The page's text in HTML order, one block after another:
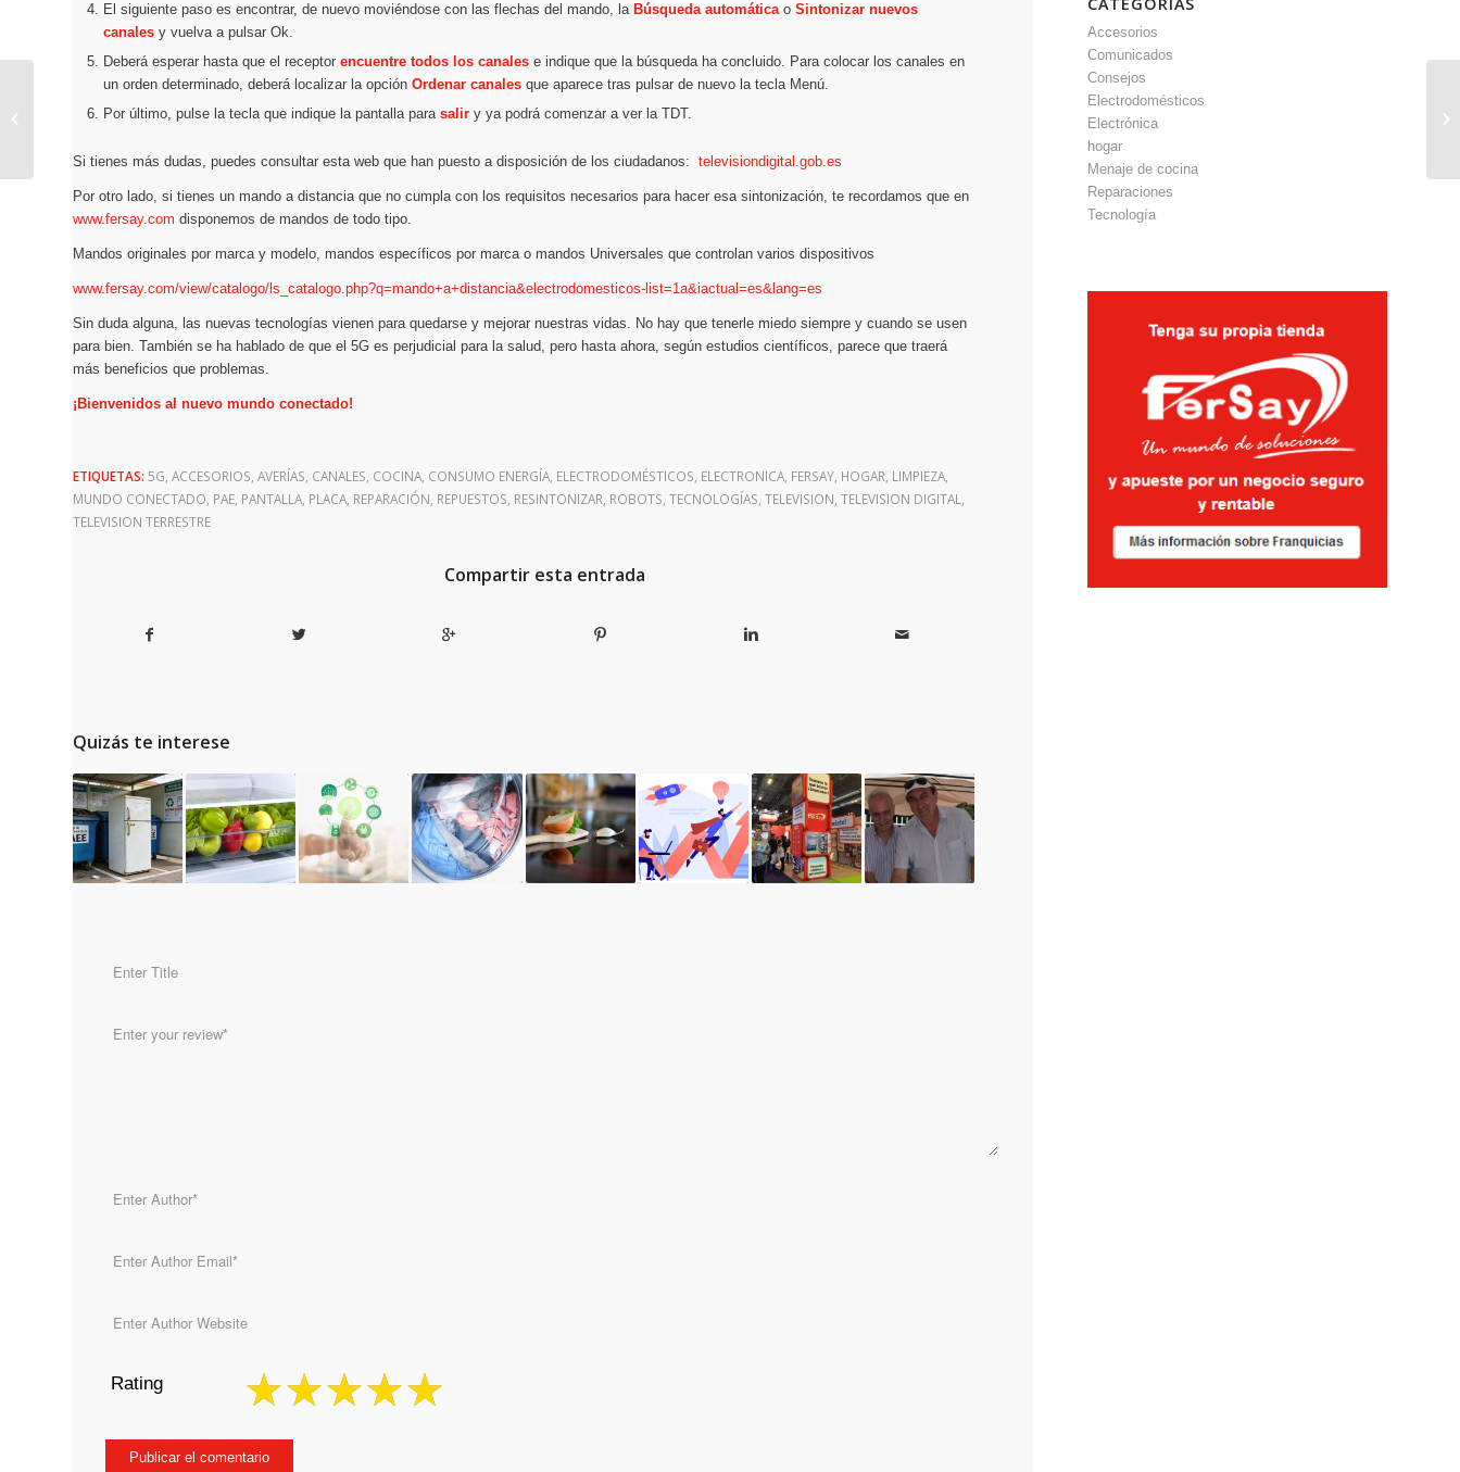
El siguiente paso es encontrar, de nuevo moviéndose con las flechas del mando, la Búsqueda automática o Sintonizar nuevos
canales y vuelva a pulsar Ok.
Deberá esperar hasta que el receptor encuentre todos los canales e indique que la búsqueda ha concluido. Para colocar los canales en
un orden determinado, deberá localizar la opción Ordenar canales que aparece tras pulsar de nuevo la tecla Menú.
Por último, pulse la tecla que indique la pantalla para salir y ya podrá comenzar a ver la TDT.
Si tienes más dudas, puedes consultar esta web que han puesto a disposición de los ciudadanos: televisiondigital.gob.es
Por otro lado, si tienes un mando a distancia que no cumpla con los requisitos necesarios para hacer esa sintonización, te recordamos que en
www.fersay.com disponemos de mandos de todo tipo.
Mandos originales por marca y modelo, mandos específicos por marca o mandos Universales que controlan varios dispositivos
www.fersay.com/view/catalogo/ls_catalogo.php?q=mando+a+distancia&electrodomesticos-list=1a&iactual=es&lang=es
Sin duda alguna, las nuevas tecnologías vienen para quedarse y mejorar nuestras vidas. No hay que tenerle miedo siempre y cuando se usen
para bien. También se ha hablado de que el 5G es perjudicial para la salud, pero hasta ahora, según estudios científicos, parece que traerá
más beneficios que problemas.
¡Bienvenidos al nuevo mundo conectado!
ETIQUETAS: 5G, ACCESORIOS, AVERÍAS, CANALES, COCINA, CONSUMO ENERGÍA, ELECTRODOMÉSTICOS, ELECTRONICA, FERSAY, HOGAR, LIMPIEZA,
MUNDO CONECTADO, PAE, PANTALLA, PLACA, REPARACIÓN, REPUESTOS, RESINTONIZAR, ROBOTS, TECNOLOGÍAS, TELEVISION, TELEVISION DIGITAL,
TELEVISION TERRESTRE
Compartir esta entrada
Quizás te interese
Rating
Accesorios
Comunicados
Consejos
Electrodomésticos
Electrónica
hogar
Menaje de cocina
Reparaciones
Tecnología
saber sobre el